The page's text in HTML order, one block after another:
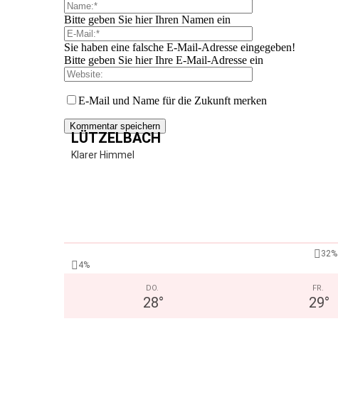
Bitte geben Sie hier Ihren Namen ein
Sie haben eine falsche E-Mail-Adresse eingegeben!
Bitte geben Sie hier Ihre E-Mail-Adresse ein
E-Mail und Name für die Zukunft merken
LÜTZELBACH
Klarer Himmel
32%
4%
DO.
28°
FR.
29°